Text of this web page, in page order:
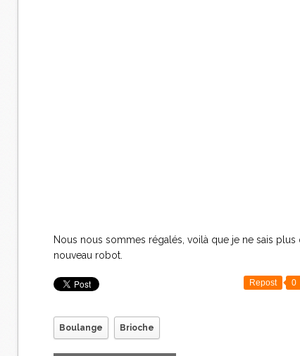
Nous nous sommes régalés, voilà que je ne sais
nouveau robot.
Repost 0
Boulange Brioche